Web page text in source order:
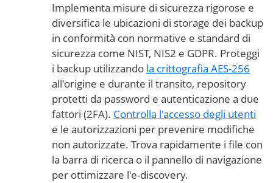
Implementa misure di sicurezza rigorose e
diversifica le ubicazioni di storage dei backup
in conformità con normative e standard di
sicurezza come NIST, NIS2 e GDPR. Proteggi
i backup utilizzando la crittografia AES-256
all'origine e durante il transito, repository
protetti da password e autenticazione a due
fattori (2FA). Controlla l'accesso degli utenti
e le autorizzazioni per prevenire modifiche
non autorizzate. Trova rapidamente i file con
la barra di ricerca o il pannello di navigazione
per ottimizzare l'e-discovery.